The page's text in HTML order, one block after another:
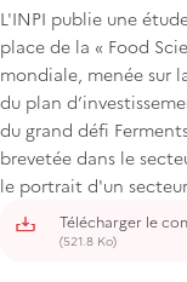
L'INPI publie une
place de la « Food
mondiale, menée sur
du plan
du grand défi
brevetée dans le
le portrait d'un
Télécharger le
(521.8 Ko)